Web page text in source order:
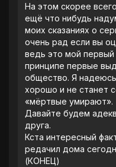
На этом скорее
ещё что нибудь
моих сказаниях о
очень рад если вы
ведь это мой первый
принципе первые
общество. Я
хорошо и не станет
«мëртвые умирают».
Давайте будем
друга.
Кста интересный
редачил дома
(КОНЕЦ)